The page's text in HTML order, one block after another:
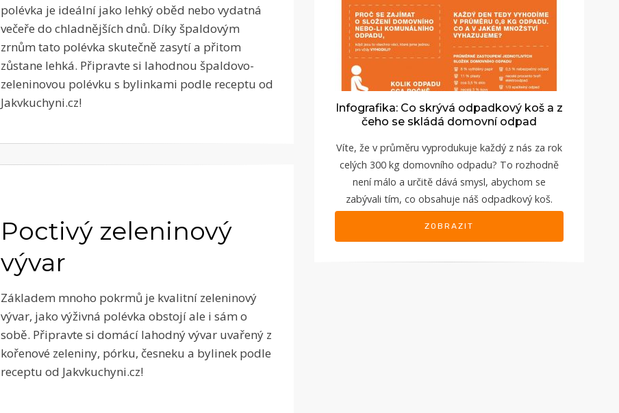
polévka je ideální jako lehký oběd nebo vydatná
večeře do chladnějších dnů. Díky špaldovým
zrnům tato polévka skutečně zasytí a přitom
zůstane lehká. Připravte si lahodnou špaldovo-
zeleninovou polévku s bylinkami podle receptu od
Jakvkuchyni.cz!
Poctivý zeleninový
vývar
Základem mnoho pokrmů je kvalitní zeleninový
vývar, jako výživná polévka obstojí ale i sám o
sobě. Připravte si domácí lahodný vývar uvařený z
kořenové zeleniny, pórku, česneku a bylinek podle
receptu od Jakvkuchyni.cz!
Infografika: Co skrývá odpadkový koš a z
čeho se skládá domovní odpad
Víte, že v průměru vyprodukuje každý z nás za rok
celých 300 kg domovního odpadu? To rozhodně
není málo a určitě dává smysl, abychom se
zabývali tím, co obsahuje náš odpadkový koš.
ZOBRAZIT